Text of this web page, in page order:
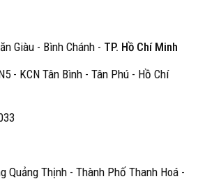
Giàu - Bình Chánh - TP. Hồ Chí Minh
- KCN Tân Bình - Tân Phú - Hồ Chí
Quảng Thịnh - Thành Phố Thanh Hoá -